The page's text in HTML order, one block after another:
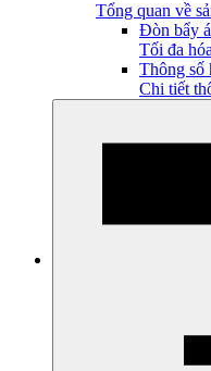
Tổng quan về
Đòn bẩy
Tối đa
Thông số
Chi tiết